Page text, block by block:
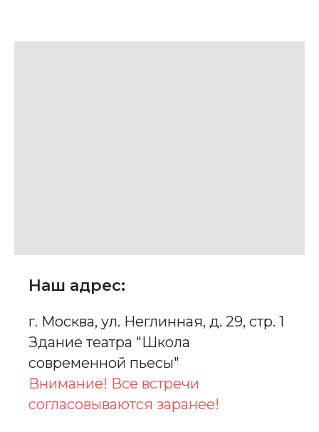
Наш адрес:
г. Москва, ул. Неглинная, д. 29, стр. 1
Здание театра "Школа
современной пьесы"
Внимание! Все встречи
согласовываются заранее!